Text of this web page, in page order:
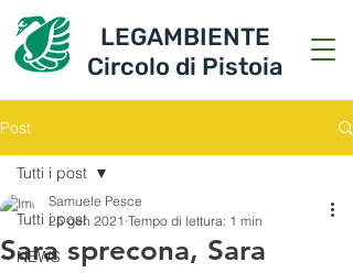
LEGAMBIENTE
Circolo di Pistoia
Post
Tutti i post
NEWS
Tutti i post
Sara sprecona, Sara
Samuele Pesce
25 gen 2021 Tempo di lettura: 1 min